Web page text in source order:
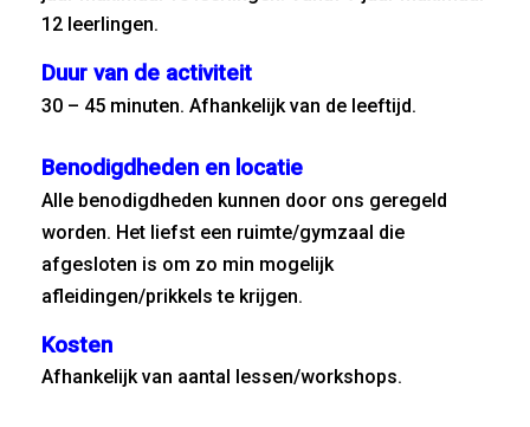
12 leerlingen.
Duur van de activiteit
30 – 45 minuten. Afhankelijk van de leeftijd.
Benodigdheden en locatie
Alle benodigdheden kunnen door ons geregeld
worden. Het liefst een ruimte/gymzaal die
afgesloten is om zo min mogelijk
afleidingen/prikkels te krijgen.
Kosten
Afhankelijk van aantal lessen/workshops.